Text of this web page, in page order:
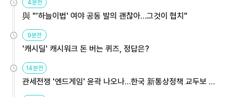
4분전
與 "'하늘이법' 여야 공동 발의 괜찮아…그것이 협치"
9분전
'캐시딜' 캐시워크 돈 버는 퀴즈, 정답은?
14분전
관세전쟁 '엔드게임' 윤곽 나오나…한국 新통상정책 교두보 활